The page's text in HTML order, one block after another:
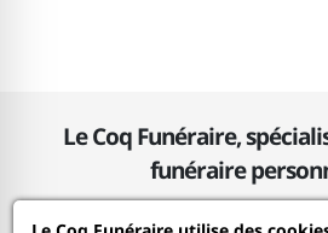
Le Coq Funéraire,
funéraire